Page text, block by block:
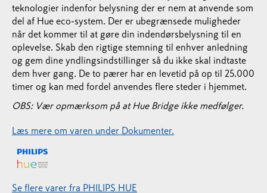
teknologier indenfor belysning der er nem at anvende som
del af Hue eco-system. Der er ubegrænsede muligheder
når det kommer til at gøre din indendørsbelysning til en
oplevelse. Skab den rigtige stemning til enhver anledning
og gem dine yndlingsindstillinger så du ikke skal indtaste
dem hver gang. De to pærer har en levetid på op til 25.000
timer og kan med fordel anvendes flere steder i hjemmet.
OBS: Vær opmærksom på at Hue Bridge ikke medfølger.
Læs mere om varen under Dokumenter.
Se flere varer fra PHILIPS HUE